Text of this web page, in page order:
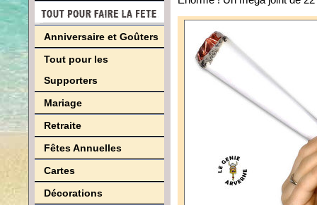
Anniversaire et Goûters
Tout pour les
Supporters
Mariage
Retraite
Fêtes Annuelles
Cartes
Décorations